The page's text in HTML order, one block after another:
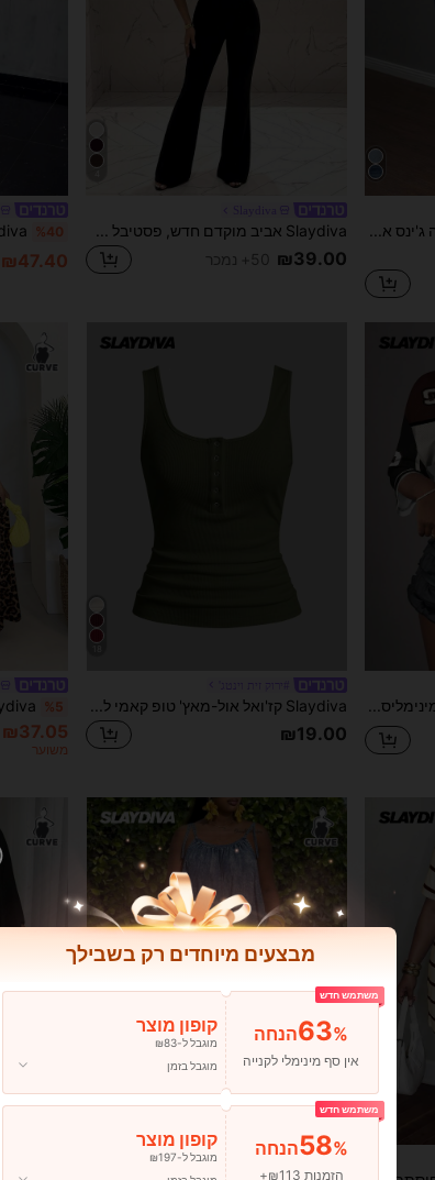
₪39.00 50+ נמכר
%40
₪47.40
₪19.00
%5
₪37.05
משוער
#אוברולים יומיומיים
מבצעים מיוחדים רק בשבילך
משתמש חדש
63%הנחה
אין סף מינימלי לקנייה
קופון מוצר
מוגבל ל-₪83
מוגבל בזמן
משתמש חדש
58%הנחה
הזמנות ₪113+
קופון מוצר
מוגבל ל-₪197